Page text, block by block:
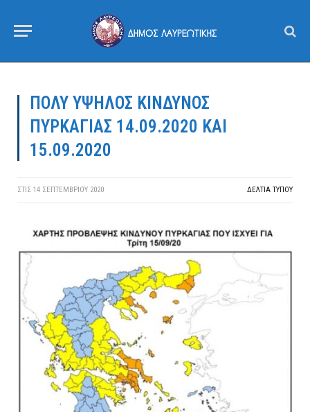
ΠΟΛΥ ΥΨΗΛΟΣ ΚΙΝΔΥΝΟΣ
ΠΥΡΚΑΓΙΑΣ 14.09.2020 ΚΑΙ
15.09.2020
ΣΤΙΣ 14 ΣΕΠΤΕΜΒΡΊΟΥ 2020 ΔΕΛΤΙΑ ΤΥΠΟΥ